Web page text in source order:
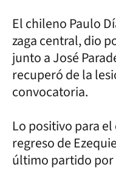
El chileno Paulo
zaga central, dio
junto a José
recuperó de la
convocatoria.
Lo positivo para
regreso de
último partido